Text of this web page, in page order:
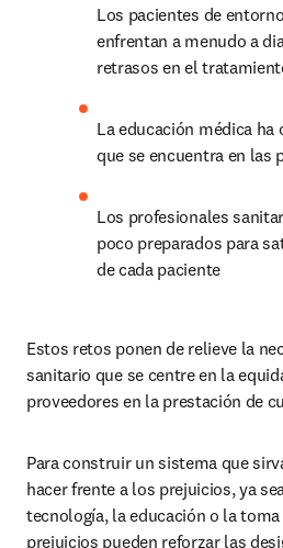
Los pacientes de
enfrentan a menudo a
retrasos en el
La educación médica ha
que se encuentra en las
Los profesionales
poco preparados para
de cada paciente
Estos retos ponen de relieve la
sanitario que se centre en la
proveedores en la prestación de
Para construir un sistema que
hacer frente a los prejuicios, ya
tecnología, la educación o la
prejuicios pueden reforzar las